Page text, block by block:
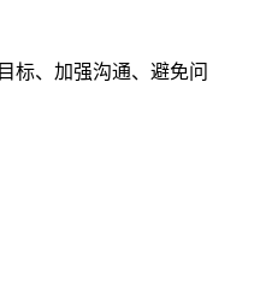
标、加强沟通、避免问